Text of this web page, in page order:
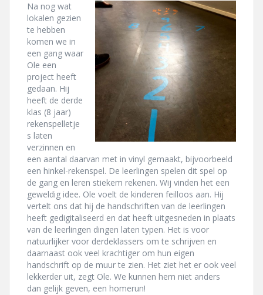
Na nog wat
lokalen gezien
te hebben
komen we in
een gang waar
Ole een
project heeft
gedaan. Hij
heeft de derde
klas (8 jaar)
rekenspelletje
s laten
verzinnen en
een aantal daarvan met in vinyl gemaakt, bijvoorbeeld
een hinkel-rekenspel. De leerlingen spelen dit spel op
de gang en leren stiekem rekenen. Wij vinden het een
geweldig idee. Ole voelt de kinderen feilloos aan. Hij
vertelt ons dat hij de handschriften van de leerlingen
heeft gedigitaliseerd en dat heeft uitgesneden in plaats
van de leerlingen dingen laten typen. Het is voor
natuurlijker voor derdeklassers om te schrijven en
daarnaast ook veel krachtiger om hun eigen
handschrift op de muur te zien. Het ziet het er ook veel
lekkerder uit, zegt Ole. We kunnen hem niet anders
dan gelijk geven, een homerun!